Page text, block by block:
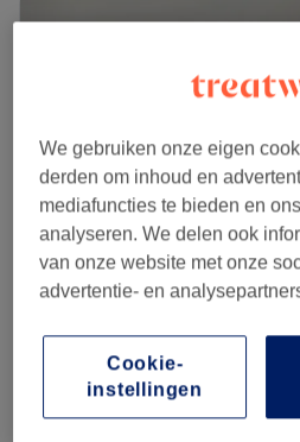
Joka Beauty
51 reviews
Dendermonde, Oost-
Laat zien op de kaart
We gebruiken onze eigen
derden om inhoud en
mediafuncties te bieden en
analyseren. We delen ook
van onze website met onze
advertentie- en
Cookie-
instellingen